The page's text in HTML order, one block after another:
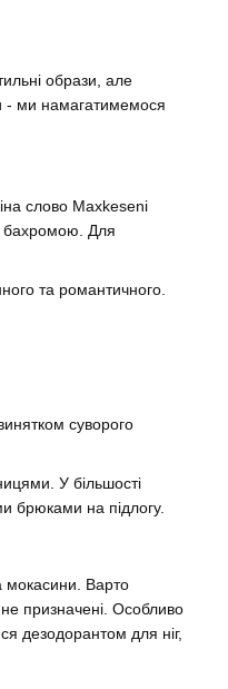
образи, але
- ми намагатимемося
слово Maxkeseni
бахромою. Для
та романтичного.
суворого
У більшості
брюками на підлогу.
мокасини. Варто
не призначені. Особливо
дезодорантом для ніг,